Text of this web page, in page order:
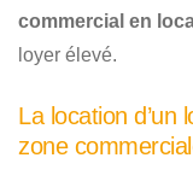
commercial en
loyer élevé.
La location d’un
zone